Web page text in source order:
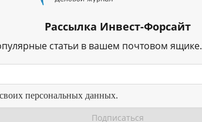
Рассылка Инвест-Форсайт
статьи в вашем почтовом ящике.
персональных данных.